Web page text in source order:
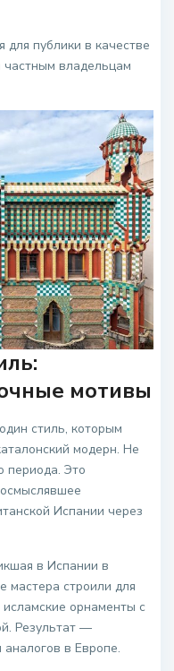
публики в качестве
владельцам
мотивы
стиль, которым
модерн. Не
периода. Это
Испании через
в Испании в
мастера строили для
исламские орнаменты с
Результат —
в Европе.